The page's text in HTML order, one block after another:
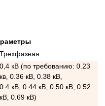
Трехфазная
0,4 кВ (по требованию: 0.23
кв, 0.36 кВ, 0.38 кВ,
0.4 кВ, 0.44 кВ, 0.50 кВ, 0.52
кВ, 0.69 кВ)